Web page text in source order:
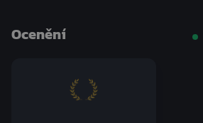
přepnout na HTML5 přehrávač
Ocenění